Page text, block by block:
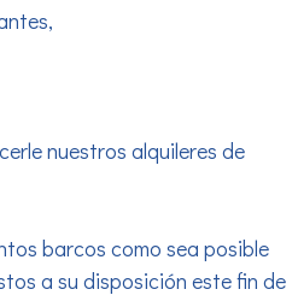
nuestros alquileres de
barcos como sea posible
a su disposición este fin de